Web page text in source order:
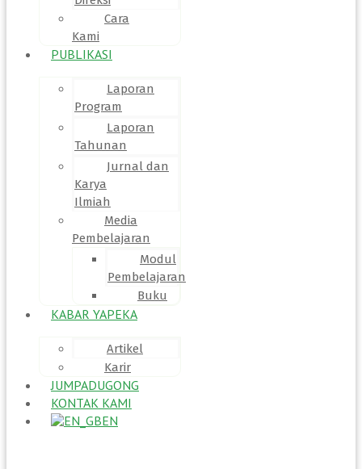
Cara
Kami
PUBLIKASI
Laporan
Program
Laporan
Tahunan
Jurnal dan
Karya
Ilmiah
Media
Pembelajaran
Modul
Pembelajaran
Buku
KABAR YAPEKA
Artikel
Karir
JUMPADUGONG
KONTAK KAMI
EN